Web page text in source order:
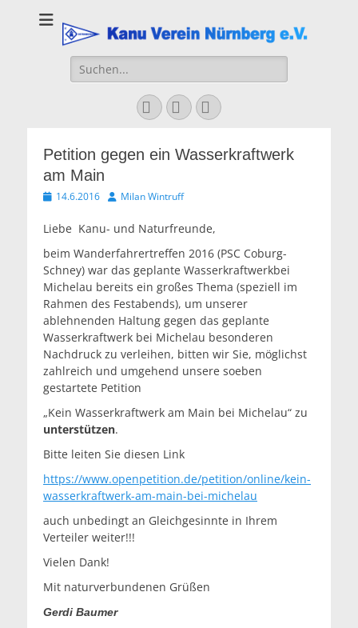
Kanu Verein
Nuernberg
Suchen
nach:
Facebook
YouTubeInstagram
Petition gegen ein Wasserkraftwerk
am Main
Veröffentlicht
14.6.2016 AutorMilan Wintruff
Liebe Kanu- und Naturfreunde,
beim Wanderfahrertreffen 2016 (PSC Coburg-
Schney) war das geplante Wasserkraftwerkbei
Michelau bereits ein großes Thema (speziell im
Rahmen des Festabends), um unserer
ablehnenden Haltung gegen das geplante
Wasserkraftwerk bei Michelau besonderen
Nachdruck zu verleihen, bitten wir Sie, möglichst
zahlreich und umgehend unsere soeben
gestartete Petition
„Kein Wasserkraftwerk am Main bei Michelau“ zu
unterstützen.
Bitte leiten Sie diesen Link
https://www.openpetition.de/petition/online/kein-
wasserkraftwerk-am-main-bei-michelau
auch unbedingt an Gleichgesinnte in Ihrem
Verteiler weiter!!!
Vielen Dank!
Mit naturverbundenen Grüßen
Gerdi Baumer